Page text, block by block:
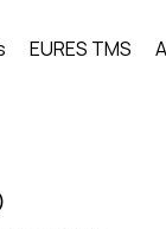
EURES TMS